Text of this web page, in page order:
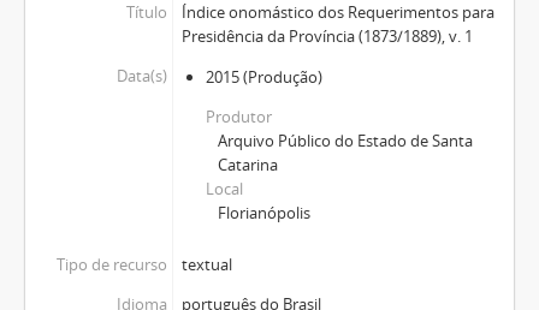
Título
Índice onomástico dos Requerimentos para
Presidência da Província (1873/1889), v. 1
Data(s)
2015(Produção)
Produtor
Arquivo Público do Estado de Santa
Catarina
Local
Florianópolis
Tipo de recurso
textual
Idioma
português do Brasil